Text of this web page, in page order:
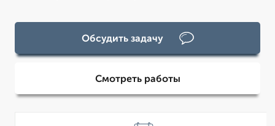
Обсудить задачу
Смотреть работы